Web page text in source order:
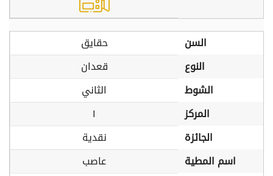
السن
حقايق
النوع
قعدان
الشوط
الثاني
المركز
١
الجائزة
نقدية
اسم المطية
عاصب